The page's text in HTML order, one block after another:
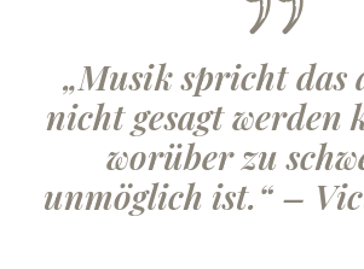
„Musik spricht das
nicht gesagt werden
worüber zu
unmöglich ist.“ –